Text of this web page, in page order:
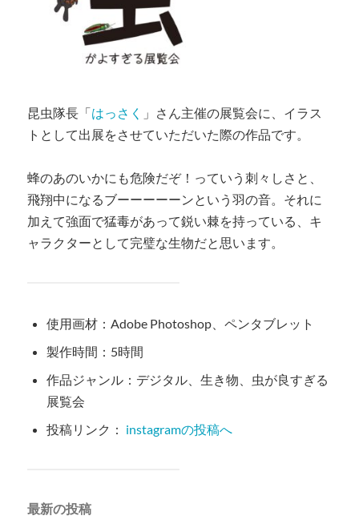
昆虫隊長「はっさく
」さん主催の展覧会に、イラス
トとして出展をさせていただいた際の作品です。
蜂のあのいかにも危険だぞ！っていう刺々しさと、
飛翔中になるブーーーーーンという羽の音。それに
加えて強面で猛毒があって鋭い棘を持っている、キ
ャラクターとして完璧な生物だと思います。
使用画材：Adobe Photoshop、ペンタブレット
製作時間：5時間
作品ジャンル：デジタル、生き物、虫が良すぎる
展覧会
投稿リンク： instagramの投稿へ
最新の投稿